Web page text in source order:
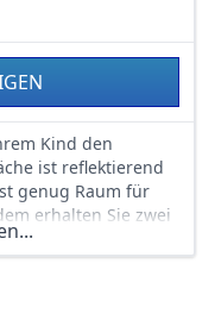
Kind den
ist reflektierend
genug Raum für
erhalten Sie zwei
einen Sportbeutel
x 39 x 18 cm